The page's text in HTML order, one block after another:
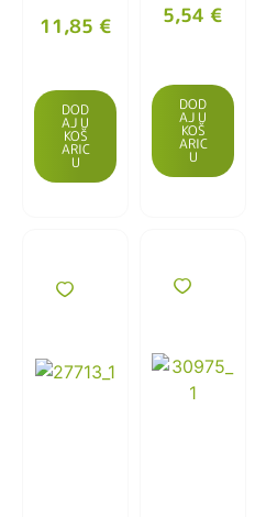
11,85 €
DOD
AJ U
KOŠ
ARIC
U
5,54 €
DOD
AJ U
KOŠ
ARIC
U